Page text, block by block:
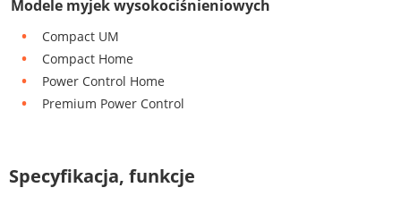
Modele myjek wysokociśnieniowych
Compact UM
Compact Home
Power Control Home
Premium Power Control
Specyfikacja, funkcje